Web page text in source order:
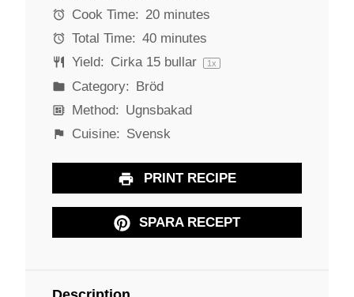
r
r
s
r
s
r
s
Cook Time: 20 minutes
Total Time: 40 minutes
Yield: Cirka 15bullar 1x
Category: Bröd
Method: Ugnsbakad
Cuisine: Svensk
PRINT RECIPE
SPARA RECEPT